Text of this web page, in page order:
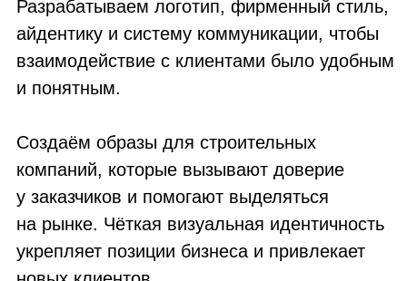
компаний, которые вызывают доверие
у заказчиков и помогают выделяться
укрепляет позиции бизнеса и привлекает
новых клиентов.